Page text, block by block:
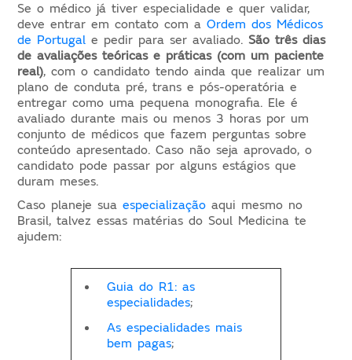
Se o médico já tiver especialidade e quer validar,
deve entrar em contato com aOrdem dos Médicos
de Portugal e pedir para ser avaliado.São três dias
de avaliações teóricas e práticas (com um paciente
real), com o candidato tendo ainda que realizar um
plano de conduta pré, trans e pós-operatória e
entregar como uma pequena monografia. Ele é
avaliado durante mais ou menos 3 horas por um
conjunto de médicos que fazem perguntas sobre
conteúdo apresentado. Caso não seja aprovado, o
candidato pode passar por alguns estágios que
duram meses.
Caso planeje suaespecialização aqui mesmo no
Brasil, talvez essas matérias do Soul Medicina te
ajudem:
Guia do R1: as
especialidades;
As especialidades mais
bem pagas;